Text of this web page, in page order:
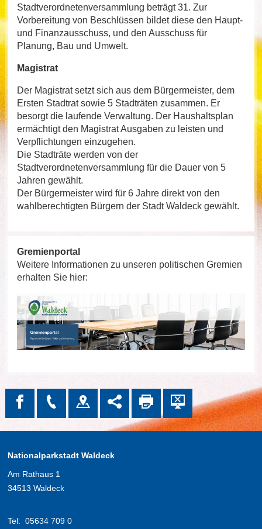
Stadtverordnetenversammlung beträgt 31. Zur
Vorbereitung von Beschlüssen bildet diese den Haupt-
und Finanzausschuss, und den Ausschuss für
Planung, Bau und Umwelt.
Magistrat
Der Magistrat setzt sich aus dem Bürgermeister, dem
Ersten Stadtrat sowie 5 Stadträten zusammen. Er
besorgt die laufende Verwaltung. Der Haushaltsplan
ermächtigt den Magistrat Ausgaben zu leisten und
Verpflichtungen einzugehen.
Die Stadträte werden von der
Stadtverordnetenversammlung für die Dauer von 5
Jahren gewählt.
Der Bürgermeister wird für 6 Jahre direkt von den
wahlberechtigten Bürgern der Stadt Waldeck gewählt.
Gremienportal
Weitere Informationen zu unseren politischen Gremien
erhalten Sie hier:
Nationalparkstadt Waldeck
Am Rathaus 1
34513 Waldeck
Tel: 05634 709 0